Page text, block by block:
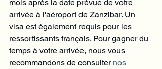
mois après la date prévue de votre
arrivée à l'aéroport de Zanzibar. Un
visa est également requis pour les
ressortissants français. Pour gagner du
temps à votre arrivée, nous vous
recommandons de consulter nos